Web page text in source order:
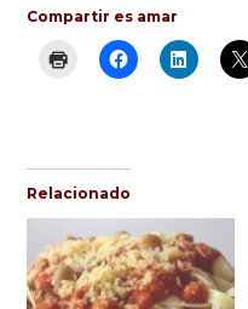
Compartir es amar
Relacionado